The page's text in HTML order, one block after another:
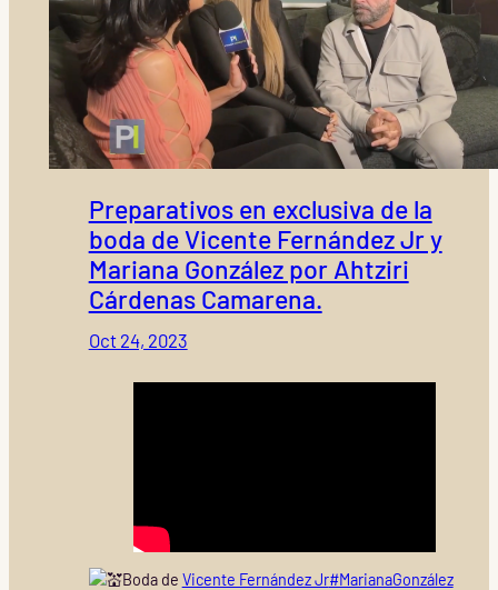
Preparativos en exclusiva de la
boda de Vicente Fernández Jr y
Mariana González por Ahtziri
Cárdenas Camarena.
Oct 24, 2023
Boda de Vicente Fernández Jr#MarianaGonzález